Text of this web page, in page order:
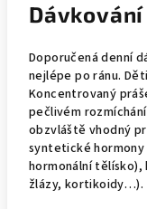
Dávkování
Doporučená denní
nejlépe po ránu.
Koncentrovaný
pečlivém
obzvláště vhodný
syntetické
hormonální
žlázy, kortikoidy…).